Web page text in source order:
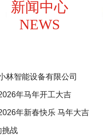
新闻中心
NEWS
智能设备有限公司
年马年开工大吉
济宁小林智能科技有限公司｜2026年新春快乐 马年大吉
挑战